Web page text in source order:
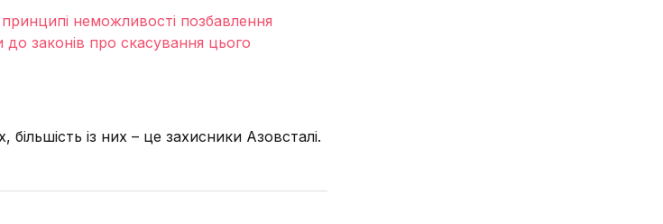
неможливості позбавлення
законів про скасування цього
із них – це захисники Азовсталі.